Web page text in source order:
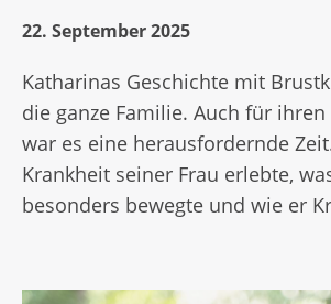
22. September 2025
Katharinas Geschichte mit
die ganze Familie. Auch für
war es eine herausfordernde
Krankheit seiner Frau erlebte,
besonders bewegte und wie er